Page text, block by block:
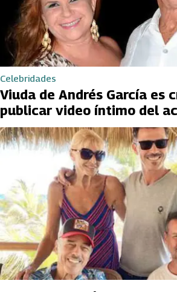
Celebridades
Viuda de Andrés García es
publicar video íntimo del